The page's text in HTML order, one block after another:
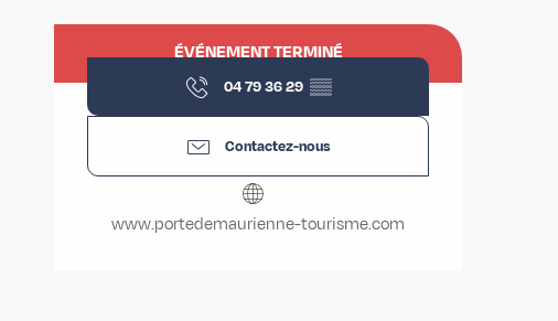
Ouverture et coordonnées
ÉVÉNEMENT TERMINÉ
04 79 36 29 ▒▒
Contactez-nous
www.portedemaurienne-tourisme.com